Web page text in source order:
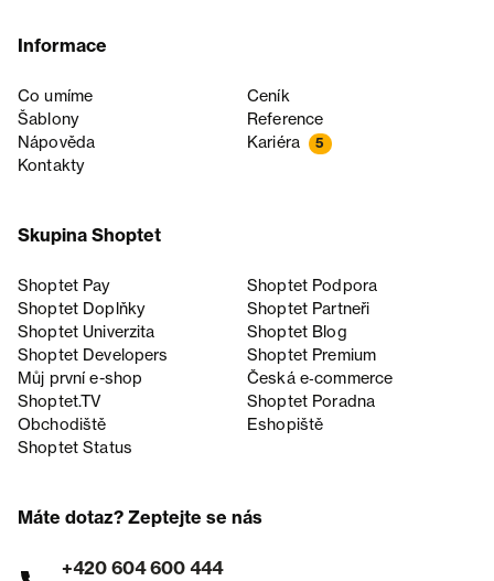
Informace
Co umíme
Ceník
Šablony
Reference
Nápověda
Kariéra 5
Kontakty
Skupina Shoptet
Shoptet Pay
Shoptet Podpora
Shoptet Doplňky
Shoptet Partneři
Shoptet Univerzita
Shoptet Blog
Shoptet Developers
Shoptet Premium
Můj první e-shop
Česká e‑commerce
Shoptet.TV
Shoptet Poradna
Obchodiště
Eshopiště
Shoptet Status
Máte dotaz? Zeptejte se nás
+420 604 600 444